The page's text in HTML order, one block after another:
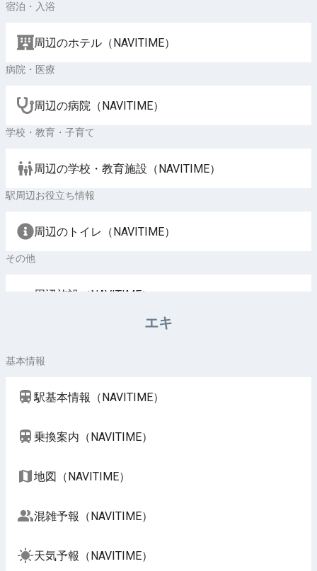
宿泊・入浴
周辺のホテル（NAVITIME）
病院・医療
周辺の病院（NAVITIME）
学校・教育・子育て
周辺の学校・教育施設（NAVITIME）
駅周辺お役立ち情報
周辺のトイレ（NAVITIME）
その他
周辺施設（NAVITIME）
エキ
基本情報
駅基本情報（NAVITIME）
乗換案内（NAVITIME）
地図（NAVITIME）
混雑予報（NAVITIME）
天気予報（NAVITIME）